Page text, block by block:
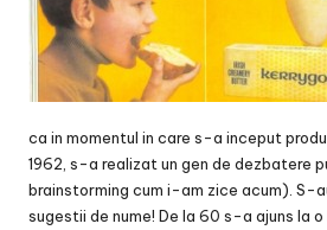
ca in momentul in care s-a inceput
1962, s-a realizat un gen de dezbatere
brainstorming cum i-am zice acum). S-
sugestii de nume! De la 60 s-a ajuns la